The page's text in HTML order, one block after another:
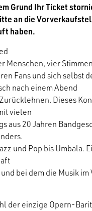
Grund Ihr Ticket
an die
haben.
Menschen, vier
Fans und sich selbst
nach einem Abend
Dieses
vielen
aus 20 Jahren
und Pop bis Umbala.
bei dem die Musik
der einzige Opern-